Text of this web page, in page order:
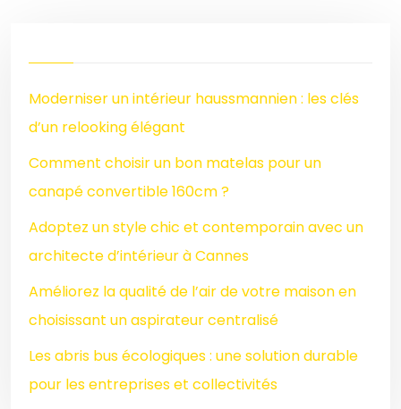
Moderniser un intérieur haussmannien : les clés
d’un relooking élégant
Comment choisir un bon matelas pour un
canapé convertible 160cm ?
Adoptez un style chic et contemporain avec un
architecte d’intérieur à Cannes
Améliorez la qualité de l’air de votre maison en
choisissant un aspirateur centralisé
Les abris bus écologiques : une solution durable
pour les entreprises et collectivités